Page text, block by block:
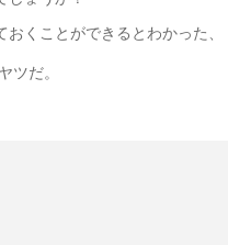
くことができるとわかった、
ツだ。